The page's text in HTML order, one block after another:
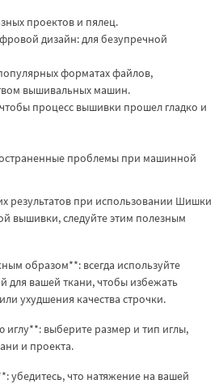
проектов и пялец.
дизайн: для безупречной
форматах файлов,
вышивальных машин.
процесс вышивки прошел гладко и
проблемы при машинной
результатов при использовании Шишки
вышивки, следуйте этим полезным
образом**: всегда используйте
для вашей ткани, чтобы избежать
ухудшения качества строчки.
выберите размер и тип иглы,
и проекта.
убедитесь, что натяжение на вашей